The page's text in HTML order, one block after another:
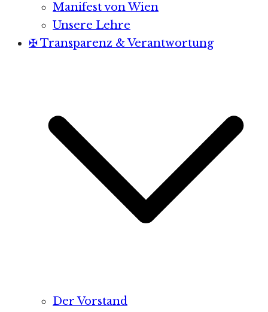
Manifest von Wien
Unsere Lehre
✠ Transparenz & Verantwortung
Der Vorstand